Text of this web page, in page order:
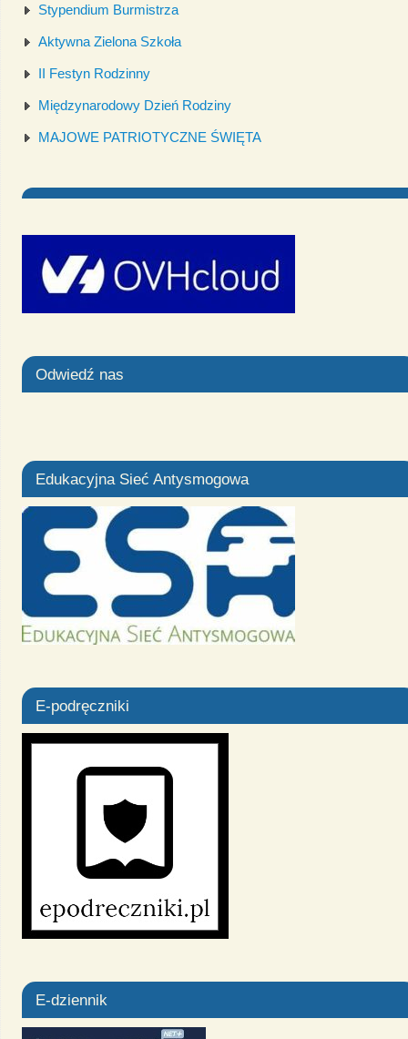
Stypendium Burmistrza
Aktywna Zielona Szkoła
II Festyn Rodzinny
Międzynarodowy Dzień Rodziny
MAJOWE PATRIOTYCZNE ŚWIĘTA
Odwiedź nas
Edukacyjna Sieć Antysmogowa
E-podręczniki
E-dziennik